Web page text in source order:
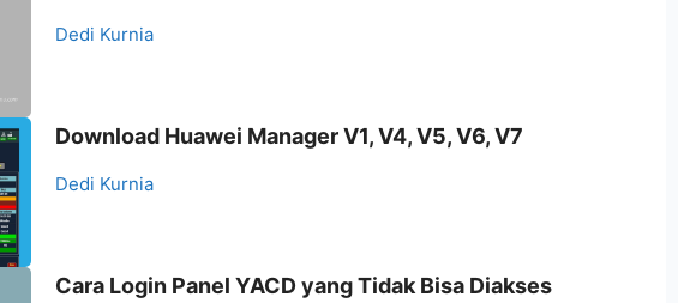
Dedi Kurnia
Download Huawei Manager V1, V4, V5, V6, V7
Dedi Kurnia
Cara Login Panel YACD yang Tidak Bisa Diakses